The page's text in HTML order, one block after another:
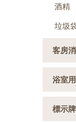
酒精
垃圾
客房
浴室
標示牌